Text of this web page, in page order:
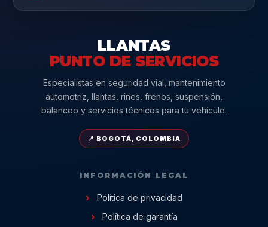
LLANTAS
PUNTO DE SERVICIOS
Especialistas en seguridad vial, mantenimiento
automotriz, llantas, rines, frenos, suspensión,
balanceo y servicios técnicos para tu vehículo.
📍 BOGOTÁ, COLOMBIA
INFORMACIÓN LEGAL
Política de privacidad
Política de garantía